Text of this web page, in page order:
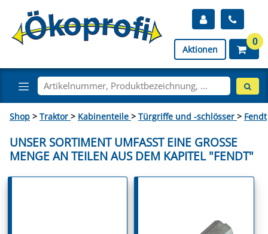
Aktionen
0
Shop > Traktor > Kabinenteile > Türgriffe und -schlösser > Fendt
UNSER SORTIMENT UMFASST EINE GROSSE M
ENGE AN TEILEN AUS DEM KAPITEL "FENDT"